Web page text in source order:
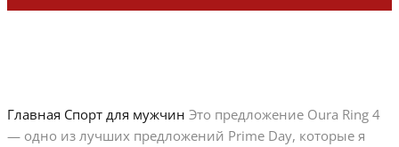
Главная Спорт для мужчин Это предложение Oura Ring 4
— одно из лучших предложений Prime Day, которые я